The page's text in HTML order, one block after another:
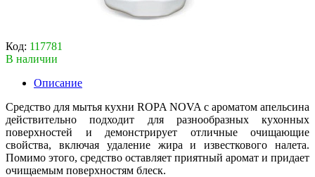
Код: 117781
В наличии
Описание
Средство для мытья кухни ROPA NOVA с ароматом апельсина
действительно подходит для разнообразных кухонных
поверхностей и демонстрирует отличные очищающие
свойства, включая удаление жира и известкового налета.
Помимо этого, средство оставляет приятный аромат и придает
очищаемым поверхностям блеск.